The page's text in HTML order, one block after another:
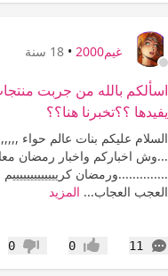
غيم2000 • 18 سنة
اسألكم بالله من جربت
يفيدها ؟؟تخبرنا هنا؟؟
السلام عليكم بنات عالم حواء
...وش اخباركم واخبار رمضان
..............ورمضان
العجب العجاب... المزيد
11
التعليقات إعجاب0 عدم 0